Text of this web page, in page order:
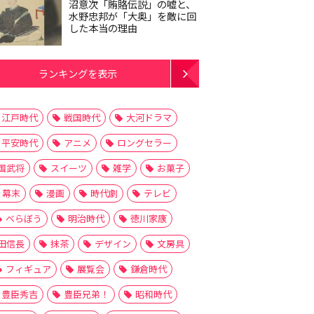
沼意次「賄賂伝説」の嘘と、
水野忠邦が「大奥」を敵に回
した本当の理由
ランキングを表示
江戸時代 戦国時代
大河ドラマ
平安時代
アニメ
ロングセラー
武将
スイーツ 雑学
お菓子
幕末
漫画 時代劇
テレビ
べらぼう
明治時代
徳川家康
信長
抹茶 デザイン
文房具
フィギュア
展覧会
鎌倉時代
豊臣秀吉
豊臣兄弟！
昭和時代